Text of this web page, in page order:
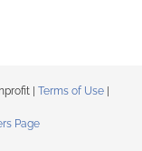
| Terms of Use|
Page